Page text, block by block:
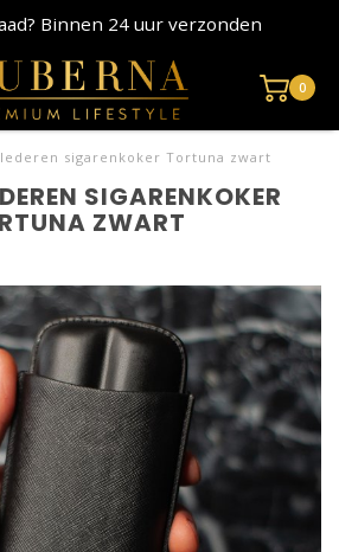
Binnen 24 uur verzonden
0
sigarenkoker Tortuna zwart
SIGARENKOKER
ZWART